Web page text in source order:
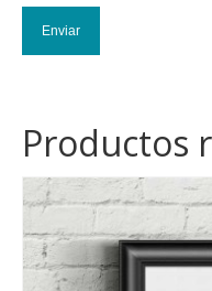
Productos